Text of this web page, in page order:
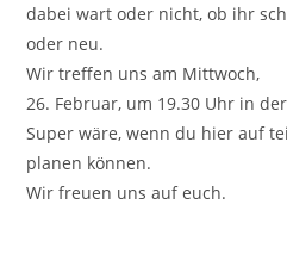
dabei wart oder nicht, ob ihr
oder neu.
Wir treffen uns am Mittwoch,
26. Februar, um 19.30 Uhr in
Super wäre, wenn du hier auf
planen können.
Wir freuen uns auf euch.